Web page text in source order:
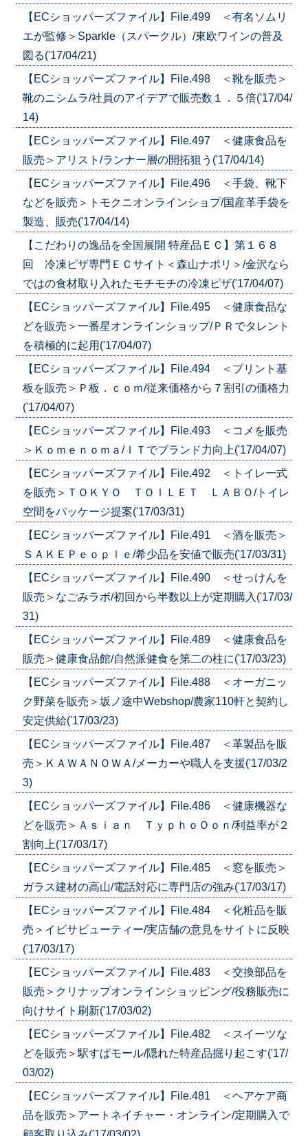
【ECショッパーズファイル】File.499 ＜有名ソムリ
エが監修＞Sparkle（スパークル）/東欧ワインの普及
図る('17/04/21)
【ECショッパーズファイル】File.498 ＜靴を販売＞
靴のニシムラ/社員のアイデアで販売数１．５倍('17/04/
14)
【ECショッパーズファイル】File.497 ＜健康食品を
販売＞アリスト/ランナー層の開拓狙う('17/04/14)
【ECショッパーズファイル】File.496 ＜手袋、靴下
などを販売＞トモクニオンラインショプ/国産革手袋を
製造、販売('17/04/14)
【こだわりの逸品を全国展開 特産品ＥＣ】第１６８
回 冷凍ピザ専門ＥＣサイト＜森山ナポリ＞/金沢なら
ではの食材取り入れたモチモチの冷凍ピザ('17/04/07)
【ECショッパーズファイル】File.495 ＜健康食品な
どを販売＞一番星オンラインショップ/ＰＲでタレント
を積極的に起用('17/04/07)
【ECショッパーズファイル】File.494 ＜プリント基
板を販売＞Ｐ板．ｃｏｍ/従来価格から７割引の価格力
('17/04/07)
【ECショッパーズファイル】File.493 ＜コメを販売
＞Ｋｏｍｅｎｏｍａ/ＩＴでブランド力向上('17/04/07)
【ECショッパーズファイル】File.492 ＜トイレ一式
を販売＞ＴＯＫＹＯ ＴＯＩＬＥＴ ＬＡＢＯ/トイレ
空間をパッケージ提案('17/03/31)
【ECショッパーズファイル】File.491 ＜酒を販売＞
ＳＡＫＥＰｅｏｐｌｅ/希少品を安値で販売('17/03/31)
【ECショッパーズファイル】File.490 ＜せっけんを
販売＞なごみラボ/初回から半数以上が定期購入('17/03/
31)
【ECショッパーズファイル】File.489 ＜健康食品を
販売＞健康食品館/自然派健食を第二の柱に('17/03/23)
【ECショッパーズファイル】File.488 ＜オーガニッ
ク野菜を販売＞坂ノ途中Webshop/農家110軒と契約し
安定供給('17/03/23)
【ECショッパーズファイル】File.487 ＜革製品を販
売＞ＫＡＷＡＮＯＷＡ/メーカーや職人を支援('17/03/2
3)
【ECショッパーズファイル】File.486 ＜健康機器な
どを販売＞Ａｓｉａｎ ＴｙｐｈｏＯｏｎ/利益率が２
割向上('17/03/17)
【ECショッパーズファイル】File.485 ＜窓を販売＞
ガラス建材の高山/電話対応に専門店の強み('17/03/17)
【ECショッパーズファイル】File.484 ＜化粧品を販
売＞イビサビューティー/実店舗の意見をサイトに反映
('17/03/17)
【ECショッパーズファイル】File.483 ＜交換部品を
販売＞クリナップオンラインショッピング/役務販売に
向けサイト刷新('17/03/02)
【ECショッパーズファイル】File.482 ＜スイーツな
どを販売＞駅すぱモール/隠れた特産品掘り起こす('17/
03/02)
【ECショッパーズファイル】File.481 ＜ヘアケア商
品を販売＞アートネイチャー・オンライン/定期購入で